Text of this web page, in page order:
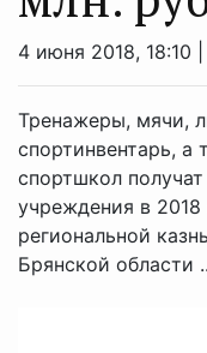
4 июня 2018, 18:10 |
Тренажеры, мячи,
спортинвентарь, а
спортшкол
учреждения в
региональной
Брянской области